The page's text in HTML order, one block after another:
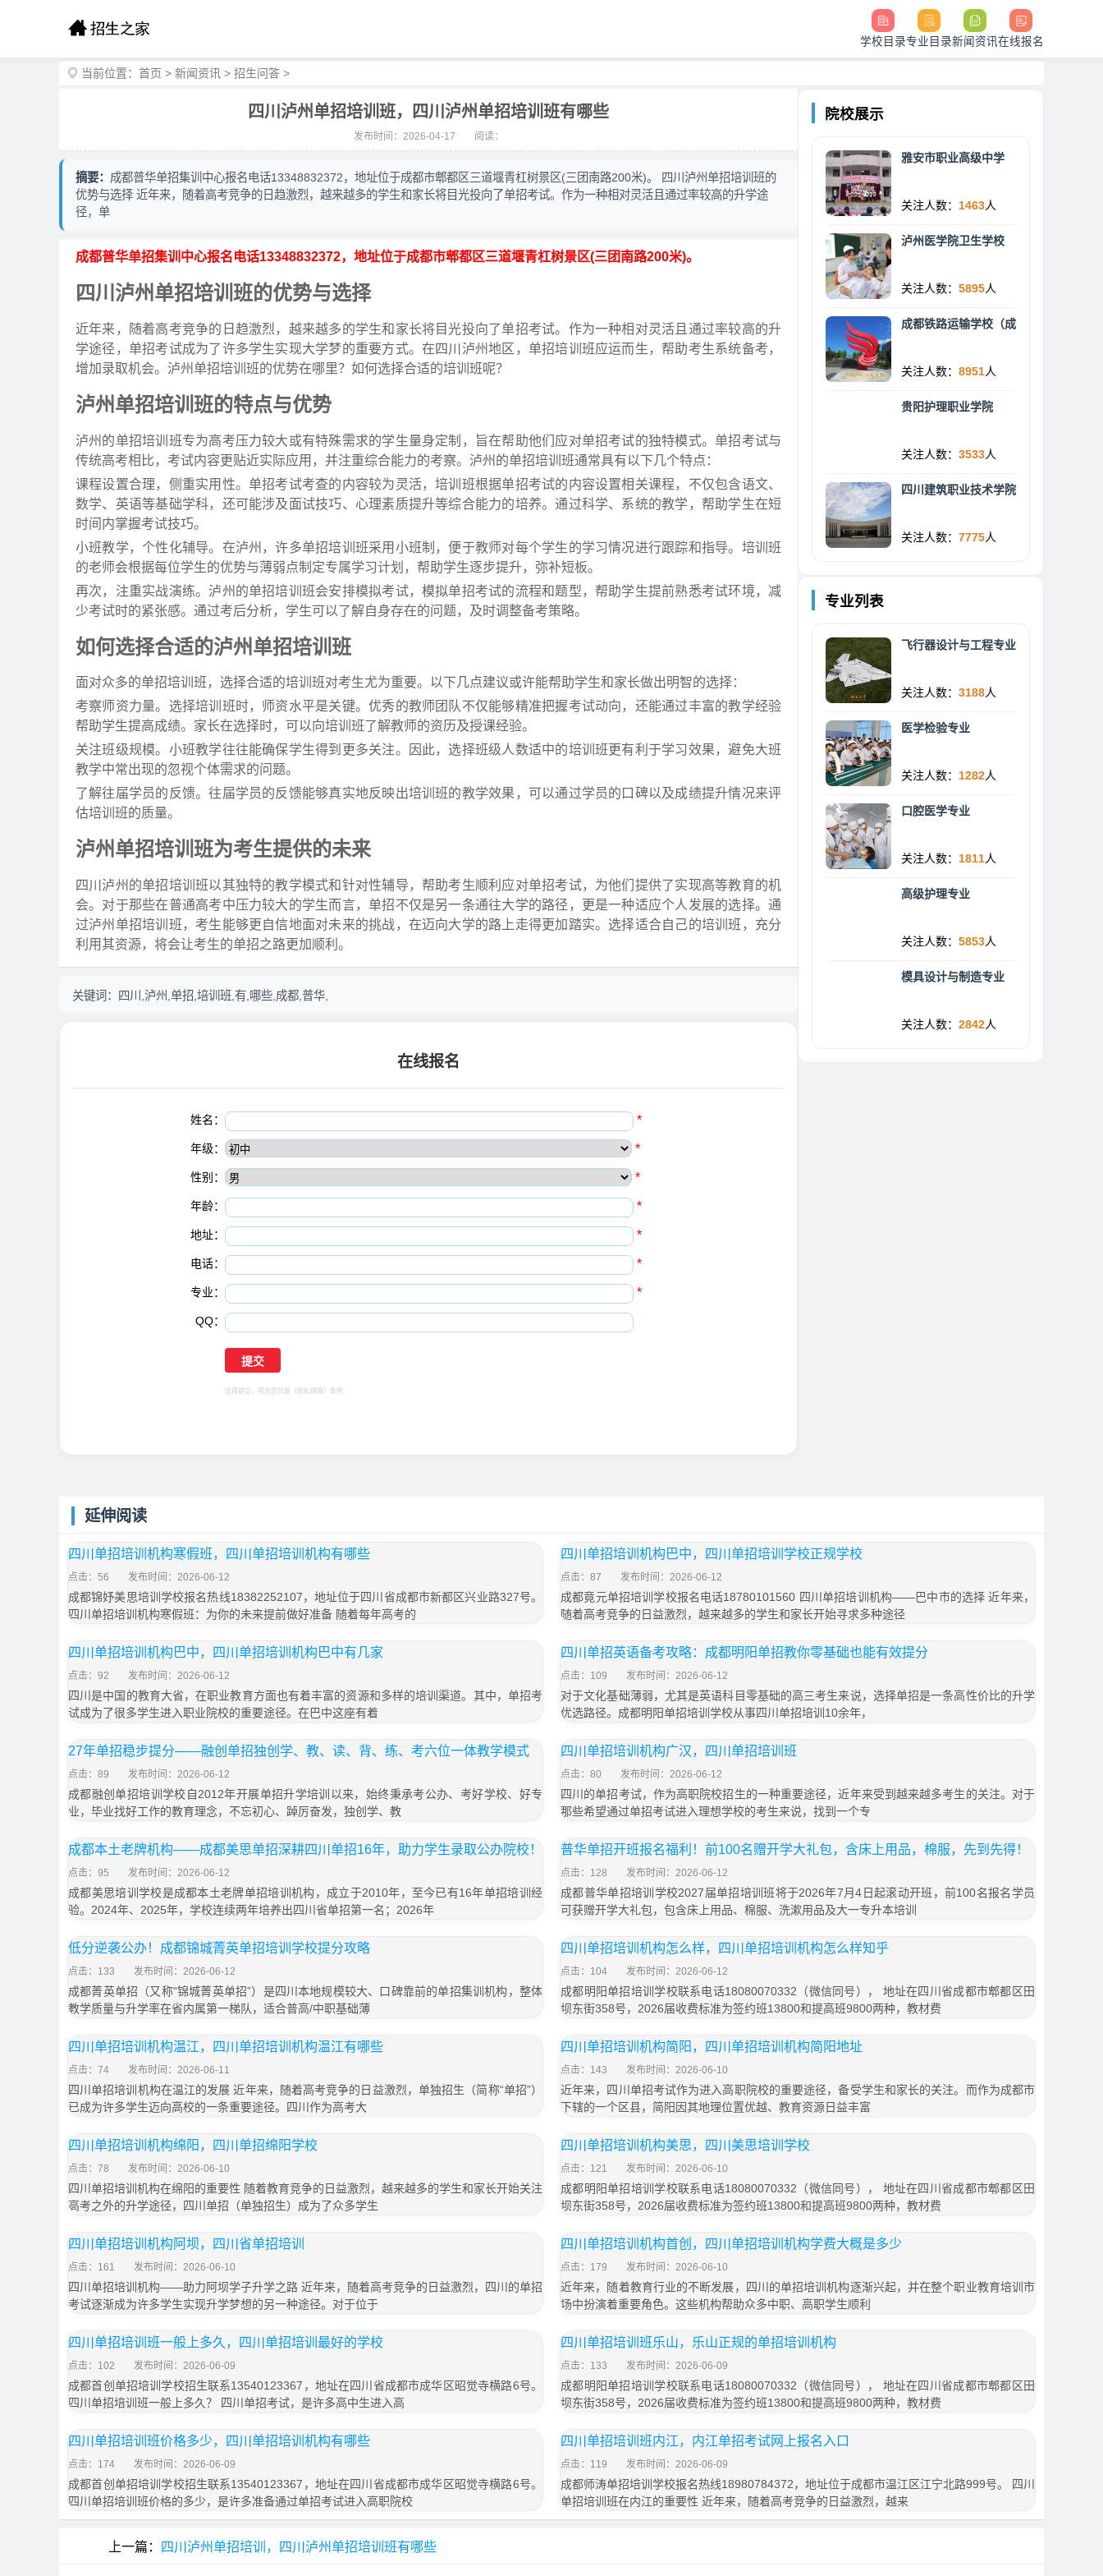
学校目录专业目录新闻资讯在线报名
当前位置： 首页 > 新闻资讯 > 招生问答 >
四川泸州单招培训班，四川泸州单招培训班有哪些
发布时间：2026-04-17 阅读：
摘要： 成都普华单招集训中心报名电话13348832372，地址位于成都市郫都区三道堰青杠树景区(三团南路200米)。 四川泸州单招培训班的
优势与选择 近年来，随着高考竞争的日趋激烈，越来越多的学生和家长将目光投向了单招考试。作为一种相对灵活且通过率较高的升学途
径，单
成都普华单招集训中心报名电话13348832372，地址位于成都市郫都区三道堰青杠树景区(三团南路200米)。
四川泸州单招培训班的优势与选择
近年来，随着高考竞争的日趋激烈，越来越多的学生和家长将目光投向了单招考试。作为一种相对灵活且通过率较高的升
学途径，单招考试成为了许多学生实现大学梦的重要方式。在四川泸州地区，单招培训班应运而生，帮助考生系统备考，
增加录取机会。泸州单招培训班的优势在哪里？如何选择合适的培训班呢？
泸州单招培训班的特点与优势
泸州的单招培训班专为高考压力较大或有特殊需求的学生量身定制，旨在帮助他们应对单招考试的独特模式。单招考试与
传统高考相比，考试内容更贴近实际应用，并注重综合能力的考察。泸州的单招培训班通常具有以下几个特点：
课程设置合理，侧重实用性。单招考试考查的内容较为灵活，培训班根据单招考试的内容设置相关课程，不仅包含语文、
数学、英语等基础学科，还可能涉及面试技巧、心理素质提升等综合能力的培养。通过科学、系统的教学，帮助学生在短
时间内掌握考试技巧。
小班教学，个性化辅导。在泸州，许多单招培训班采用小班制，便于教师对每个学生的学习情况进行跟踪和指导。培训班
的老师会根据每位学生的优势与薄弱点制定专属学习计划，帮助学生逐步提升，弥补短板。
再次，注重实战演练。泸州的单招培训班会安排模拟考试，模拟单招考试的流程和题型，帮助学生提前熟悉考试环境，减
少考试时的紧张感。通过考后分析，学生可以了解自身存在的问题，及时调整备考策略。
如何选择合适的泸州单招培训班
面对众多的单招培训班，选择合适的培训班对考生尤为重要。以下几点建议或许能帮助学生和家长做出明智的选择：
考察师资力量。选择培训班时，师资水平是关键。优秀的教师团队不仅能够精准把握考试动向，还能通过丰富的教学经验
帮助学生提高成绩。家长在选择时，可以向培训班了解教师的资历及授课经验。
关注班级规模。小班教学往往能确保学生得到更多关注。因此，选择班级人数适中的培训班更有利于学习效果，避免大班
教学中常出现的忽视个体需求的问题。
了解往届学员的反馈。往届学员的反馈能够真实地反映出培训班的教学效果，可以通过学员的口碑以及成绩提升情况来评
估培训班的质量。
泸州单招培训班为考生提供的未来
四川泸州的单招培训班以其独特的教学模式和针对性辅导，帮助考生顺利应对单招考试，为他们提供了实现高等教育的机
会。对于那些在普通高考中压力较大的学生而言，单招不仅是另一条通往大学的路径，更是一种适应个人发展的选择。通
过泸州单招培训班，考生能够更自信地面对未来的挑战，在迈向大学的路上走得更加踏实。选择适合自己的培训班，充分
利用其资源，将会让考生的单招之路更加顺利。
关键词： 四川,泸州,单招,培训班,有,哪些,成都,普华,
在线报名
姓名： *
年级： *
性别： *
年龄： *
地址： *
电话： *
专业： *
QQ：
选择提交，视为您同意 《隐私保障》 条例
院校展示
雅安市职业高级中学
关注人数： 1463人
泸州医学院卫生学校
关注人数： 5895人
成都铁路运输学校（成
关注人数： 8951人
贵阳护理职业学院
关注人数： 3533人
四川建筑职业技术学院
关注人数： 7775人
专业列表
飞行器设计与工程专业
关注人数： 3188人
医学检验专业
关注人数： 1282人
口腔医学专业
关注人数： 1811人
高级护理专业
关注人数： 5853人
模具设计与制造专业
关注人数： 2842人
延伸阅读
四川单招培训机构寒假班，四川单招培训机构有哪些
点击：56 发布时间：2026-06-12
成都锦妤美思培训学校报名热线18382252107，地址位于四川省成都市新都区兴业路327号。
四川单招培训机构寒假班：为你的未来提前做好准备 随着每年高考的
四川单招培训机构巴中，四川单招培训学校正规学校
点击：87 发布时间：2026-06-12
成都竟元单招培训学校报名电话18780101560 四川单招培训机构——巴中市的选择 近年来，
随着高考竞争的日益激烈，越来越多的学生和家长开始寻求多种途径
四川单招培训机构巴中，四川单招培训机构巴中有几家
点击：92 发布时间：2026-06-12
四川是中国的教育大省，在职业教育方面也有着丰富的资源和多样的培训渠道。其中，单招考
试成为了很多学生进入职业院校的重要途径。在巴中这座有着
四川单招英语备考攻略：成都明阳单招教你零基础也能有效提分
点击：109 发布时间：2026-06-12
对于文化基础薄弱，尤其是英语科目零基础的高三考生来说，选择单招是一条高性价比的升学
优选路径。成都明阳单招培训学校从事四川单招培训10余年，
27年单招稳步提分——融创单招独创学、教、读、背、练、考六位一体教学模式
点击：89 发布时间：2026-06-12
成都融创单招培训学校自2012年开展单招升学培训以来，始终秉承考公办、考好学校、好专
业，毕业找好工作的教育理念，不忘初心、踔厉奋发，独创学、教
四川单招培训机构广汉，四川单招培训班
点击：80 发布时间：2026-06-12
四川的单招考试，作为高职院校招生的一种重要途径，近年来受到越来越多考生的关注。对于
那些希望通过单招考试进入理想学校的考生来说，找到一个专
成都本土老牌机构——成都美思单招深耕四川单招16年，助力学生录取公办院校！
点击：95 发布时间：2026-06-12
成都美思培训学校是成都本土老牌单招培训机构，成立于2010年，至今已有16年单招培训经
验。2024年、2025年，学校连续两年培养出四川省单招第一名；2026年
普华单招开班报名福利！前100名赠开学大礼包，含床上用品，棉服，先到先得！
点击：128 发布时间：2026-06-12
成都普华单招培训学校2027届单招培训班将于2026年7月4日起滚动开班，前100名报名学员
可获赠开学大礼包，包含床上用品、棉服、洗漱用品及大一专升本培训
低分逆袭公办！成都锦城菁英单招培训学校提分攻略
点击：133 发布时间：2026-06-12
成都菁英单招（又称“锦城菁英单招”）是四川本地规模较大、口碑靠前的单招集训机构，整体
教学质量与升学率在省内属第一梯队，适合普高/中职基础薄
四川单招培训机构怎么样，四川单招培训机构怎么样知乎
点击：104 发布时间：2026-06-12
成都明阳单招培训学校联系电话18080070332（微信同号）， 地址在四川省成都市郫都区田
坝东街358号，2026届收费标准为签约班13800和提高班9800两种，教材费
四川单招培训机构温江，四川单招培训机构温江有哪些
点击：74 发布时间：2026-06-11
四川单招培训机构在温江的发展 近年来，随着高考竞争的日益激烈，单独招生（简称“单招”）
已成为许多学生迈向高校的一条重要途径。四川作为高考大
四川单招培训机构简阳，四川单招培训机构简阳地址
点击：143 发布时间：2026-06-10
近年来，四川单招考试作为进入高职院校的重要途径，备受学生和家长的关注。而作为成都市
下辖的一个区县，简阳因其地理位置优越、教育资源日益丰富
四川单招培训机构绵阳，四川单招绵阳学校
点击：78 发布时间：2026-06-10
四川单招培训机构在绵阳的重要性 随着教育竞争的日益激烈，越来越多的学生和家长开始关注
高考之外的升学途径，四川单招（单独招生）成为了众多学生
四川单招培训机构美思，四川美思培训学校
点击：121 发布时间：2026-06-10
成都明阳单招培训学校联系电话18080070332（微信同号）， 地址在四川省成都市郫都区田
坝东街358号，2026届收费标准为签约班13800和提高班9800两种，教材费
四川单招培训机构阿坝，四川省单招培训
点击：161 发布时间：2026-06-10
四川单招培训机构——助力阿坝学子升学之路 近年来，随着高考竞争的日益激烈，四川的单招
考试逐渐成为许多学生实现升学梦想的另一种途径。对于位于
四川单招培训机构首创，四川单招培训机构学费大概是多少
点击：179 发布时间：2026-06-10
近年来，随着教育行业的不断发展，四川的单招培训机构逐渐兴起，并在整个职业教育培训市
场中扮演着重要角色。这些机构帮助众多中职、高职学生顺利
四川单招培训班一般上多久，四川单招培训最好的学校
点击：102 发布时间：2026-06-09
成都首创单招培训学校招生联系13540123367，地址在四川省成都市成华区昭觉寺横路6号。
四川单招培训班一般上多久？ 四川单招考试，是许多高中生进入高
四川单招培训班乐山，乐山正规的单招培训机构
点击：133 发布时间：2026-06-09
成都明阳单招培训学校联系电话18080070332（微信同号）， 地址在四川省成都市郫都区田
坝东街358号，2026届收费标准为签约班13800和提高班9800两种，教材费
四川单招培训班价格多少，四川单招培训机构有哪些
点击：174 发布时间：2026-06-09
成都首创单招培训学校招生联系13540123367，地址在四川省成都市成华区昭觉寺横路6号。
四川单招培训班价格的多少，是许多准备通过单招考试进入高职院校
四川单招培训班内江，内江单招考试网上报名入口
点击：119 发布时间：2026-06-09
成都师涛单招培训学校报名热线18980784372，地址位于成都市温江区江宁北路999号。 四川
单招培训班在内江的重要性 近年来，随着高考竞争的日益激烈，越来
上一篇： 四川泸州单招培训，四川泸州单招培训班有哪些